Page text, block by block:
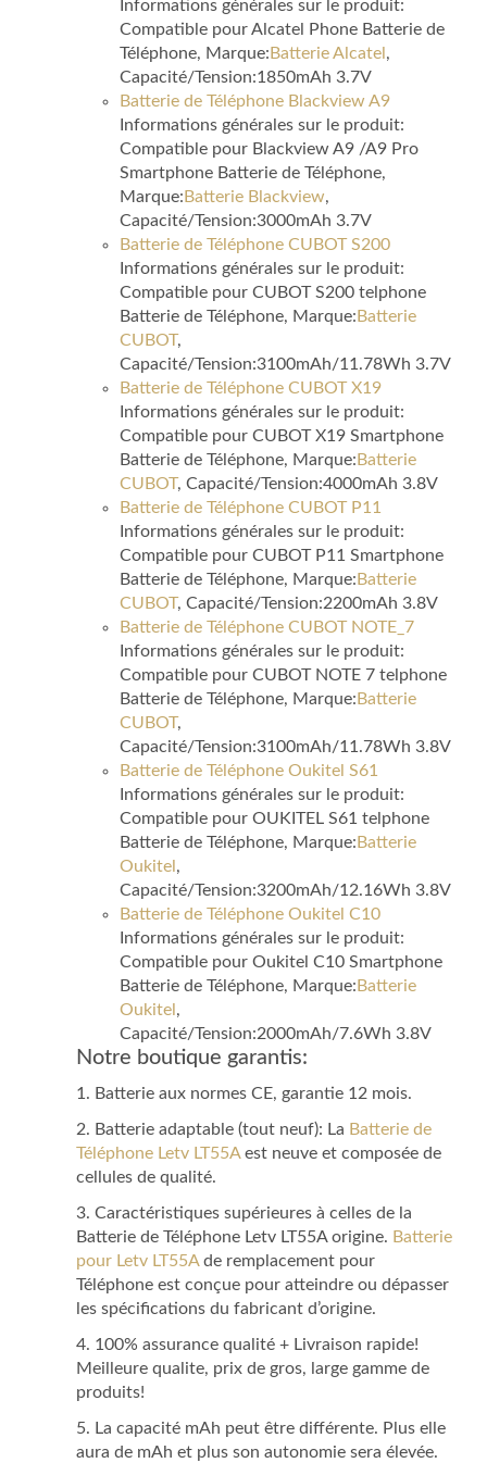
Informations générales sur le produit:
Compatible pour Alcatel Phone Batterie de
Téléphone, Marque: Batterie Alcatel ,
Capacité/Tension:1850mAh 3.7V
Batterie de Téléphone Blackview A9
Informations générales sur le produit:
Compatible pour Blackview A9 /A9 Pro
Smartphone Batterie de Téléphone,
Marque: Batterie Blackview,
Capacité/Tension:3000mAh 3.7V
Batterie de Téléphone CUBOT S200
Informations générales sur le produit:
Compatible pour CUBOT S200 telphone
Batterie de Téléphone, Marque: Batterie
CUBOT,
Capacité/Tension:3100mAh/11.78Wh 3.7V
Batterie de Téléphone CUBOT X19
Informations générales sur le produit:
Compatible pour CUBOT X19 Smartphone
Batterie de Téléphone, Marque: Batterie
CUBOT, Capacité/Tension:4000mAh 3.8V
Batterie de Téléphone CUBOT P11
Informations générales sur le produit:
Compatible pour CUBOT P11 Smartphone
Batterie de Téléphone, Marque: Batterie
CUBOT, Capacité/Tension:2200mAh 3.8V
Batterie de Téléphone CUBOT NOTE_7
Informations générales sur le produit:
Compatible pour CUBOT NOTE 7 telphone
Batterie de Téléphone, Marque: Batterie
CUBOT,
Capacité/Tension:3100mAh/11.78Wh 3.8V
Batterie de Téléphone Oukitel S61
Informations générales sur le produit:
Compatible pour OUKITEL S61 telphone
Batterie de Téléphone, Marque: Batterie
Oukitel ,
Capacité/Tension:3200mAh/12.16Wh 3.8V
Batterie de Téléphone Oukitel C10
Informations générales sur le produit:
Compatible pour Oukitel C10 Smartphone
Batterie de Téléphone, Marque: Batterie
Oukitel ,
Capacité/Tension:2000mAh/7.6Wh 3.8V
Notre boutique garantis:
1. Batterie aux normes CE, garantie 12 mois.
2. Batterie adaptable (tout neuf): La Batterie de
Téléphone Letv LT55Aest neuve et composée de
cellules de qualité.
3. Caractéristiques supérieures à celles de la
Batterie de Téléphone Letv LT55A origine. Batterie
pour Letv LT55Ade remplacement pour
Téléphone est conçue pour atteindre ou dépasser
les spécifications du fabricant d’origine.
4. 100% assurance qualité + Livraison rapide!
Meilleure qualite, prix de gros, large gamme de
produits!
5. La capacité mAh peut être différente. Plus elle
aura de mAh et plus son autonomie sera élevée.